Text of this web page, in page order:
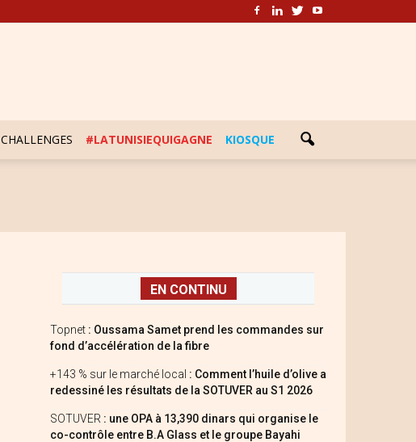
CHALLENGES #LATUNISIEQUIGAGNE KIOSQUE
EN CONTINU
Topnet : Oussama Samet prend les commandes sur
fond d’accélération de la fibre
+143 % sur le marché local : Comment l’huile d’olive a
redessiné les résultats de la SOTUVER au S1 2026
SOTUVER : une OPA à 13,390 dinars qui organise le
co-contrôle entre B.A Glass et le groupe Bayahi